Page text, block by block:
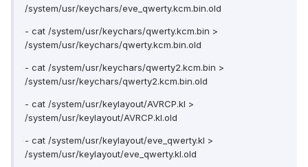
/system/usr/keychars/eve_qwerty.kcm.bin.old
- cat /system/usr/keychars/qwerty.kcm.bin >
/system/usr/keychars/qwerty.kcm.bin.old
- cat /system/usr/keychars/qwerty2.kcm.bin >
/system/usr/keychars/qwerty2.kcm.bin.old
- cat /system/usr/keylayout/AVRCP.kl >
/system/usr/keylayout/AVRCP.kl.old
- cat /system/usr/keylayout/eve_qwerty.kl >
/system/usr/keylayout/eve_qwerty.kl.old